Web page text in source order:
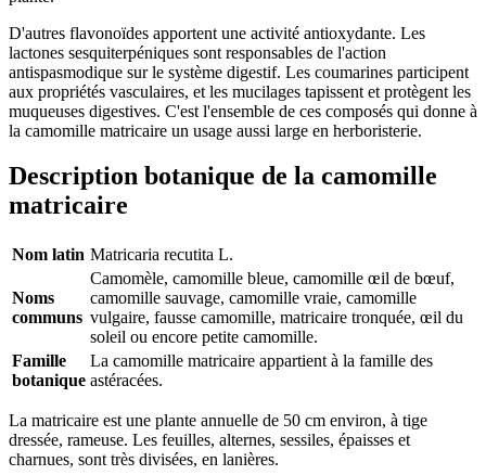
D'autres flavonoïdes apportent une activité antioxydante. Les
lactones sesquiterpéniques sont responsables de l'action
antispasmodique sur le système digestif. Les coumarines participent
aux propriétés vasculaires, et les mucilages tapissent et protègent les
muqueuses digestives. C'est l'ensemble de ces composés qui donne à
la camomille matricaire un usage aussi large en herboristerie.
Description botanique de la camomille
matricaire
Nom latin Matricaria recutita L.
Noms
communs
Camomèle, camomille bleue, camomille œil de bœuf,
camomille sauvage, camomille vraie, camomille
vulgaire, fausse camomille, matricaire tronquée, œil du
soleil ou encore petite camomille.
Famille
botanique
La camomille matricaire appartient à la famille des
astéracées.
La matricaire est une plante annuelle de 50 cm environ, à tige
dressée, rameuse. Les feuilles, alternes, sessiles, épaisses et
charnues, sont très divisées, en lanières.